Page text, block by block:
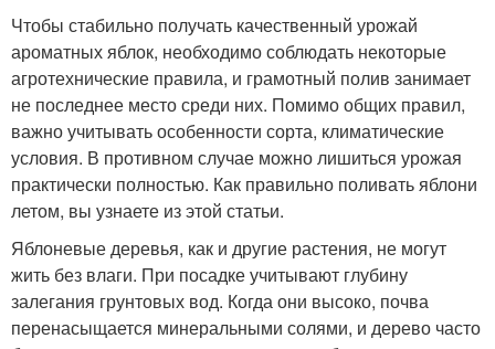
Чтобы стабильно получать качественный урожай
ароматных яблок, необходимо соблюдать некоторые
агротехнические правила, и грамотный полив занимает
не последнее место среди них. Помимо общих правил,
важно учитывать особенности сорта, климатические
условия. В противном случае можно лишиться урожая
практически полностью. Как правильно поливать яблони
летом, вы узнаете из этой статьи.
Яблоневые деревья, как и другие растения, не могут
жить без влаги. При посадке учитывают глубину
залегания грунтовых вод. Когда они высоко, почва
перенасыщается минеральными солями, и дерево часто